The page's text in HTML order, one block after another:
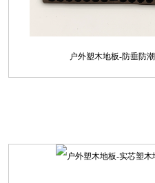
户外塑木地板-防垂防潮